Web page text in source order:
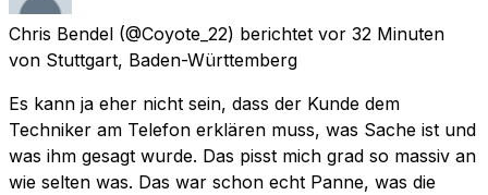
Chris Bendel (@Coyote_22) berichtet vor 32 Minuten
von Stuttgart, Baden-Württemberg
Es kann ja eher nicht sein, dass der Kunde dem
Techniker am Telefon erklären muss, was Sache ist und
was ihm gesagt wurde. Das pisst mich grad so massiv an
wie selten was. Das war schon echt Panne, was die